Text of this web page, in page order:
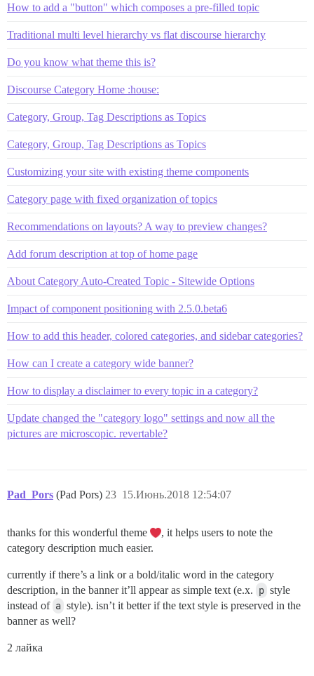
How to add a "button" which composes a pre-filled topic
Traditional multi level hierarchy vs flat discourse hierarchy
Do you know what theme this is?
Discourse Category Home :house:
Category, Group, Tag Descriptions as Topics
Category, Group, Tag Descriptions as Topics
Customizing your site with existing theme components
Category page with fixed organization of topics
Recommendations on layouts? A way to preview changes?
Add forum description at top of home page
About Category Auto-Created Topic - Sitewide Options
Impact of component positioning with 2.5.0.beta6
How to add this header, colored categories, and sidebar categories?
How can I create a category wide banner?
How to display a disclaimer to every topic in a category?
Update changed the "category logo" settings and now all the
pictures are microscopic. revertable?
Pad_Pors (Pad Pors) 15.Июнь.2018 12:54:07
23
thanks for this wonderful theme
, it helps users to note the
category description much easier.
currently if there’s a link or a bold/italic word in the category
description, in the banner it’ll appear as simple text (e.x. p style
instead of a style). isn’t it better if the text style is preserved in the
banner as well?
2 лайка